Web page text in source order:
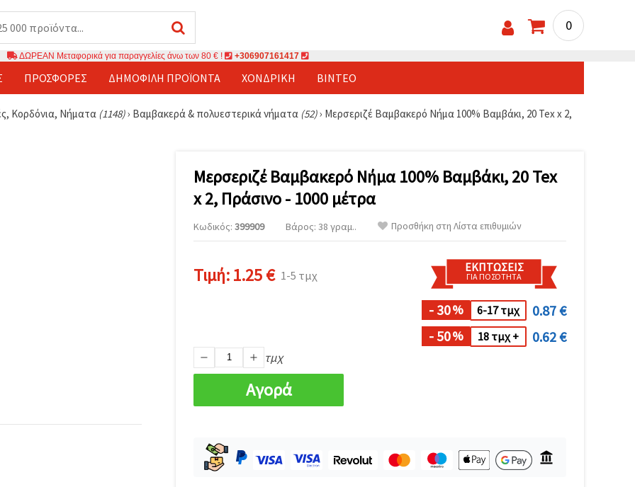
0
ΔΩΡΕΑΝ Μεταφορικά για παραγγελίες άνω των 80 € ! +306907161417
ΠΡΟΣΦΟΡΈΣ ΔΗΜΟΦΙΛΉ ΠΡΟΪΌΝΤΑ ΧΟΝΔΡΙΚΉ ΒΊΝΤΕΟ
Κορδόνια, Νήματα (1148)› Βαμβακερά & πολυεστερικά νήματα (52)› Μερσεριζέ Βαμβακερό Νήμα 100% Βαμβάκι, 20 Tex x 2,
Μερσεριζέ Βαμβακερό Νήμα 100% Βαμβάκι, 20 Tex
x 2, Πράσινο - 1000 μέτρα
Κωδικός: 399909 Βάρος: 38 γραμ.. Προσθήκη στη Λίστα επιθυμιών
Τιμή:1.25 € 1-5 τμχ
ΕΚΠΤΏΣΕΙΣ
ΓΙΑ ΠΟΣΌΤΗΤΑ
- 30% 6-17 τμχ
0.87 €
- 50% 18 τμχ + 0.62 €
τμχ
Αγορά